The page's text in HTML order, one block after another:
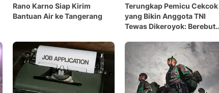
Rano Karno Siap Kirim
Bantuan Air ke Tangerang
Terungkap Pemicu Cekcok
yang Bikin Anggota TNI
Tewas Dikeroyok: Berebut